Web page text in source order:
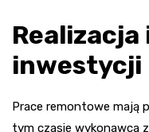
inwestycji
Prace remontowe mają
tym czasie wykonawca